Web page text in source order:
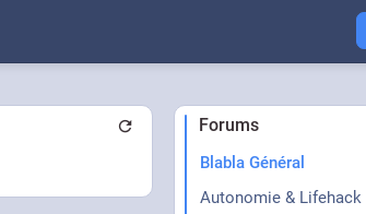
Forums
Blabla Général
Autonomie & Lifehack